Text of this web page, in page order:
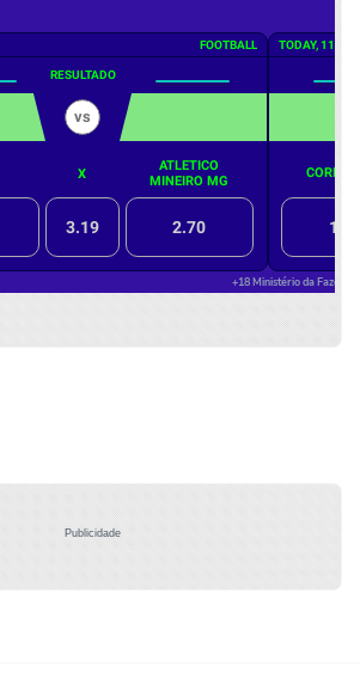
Publicidade